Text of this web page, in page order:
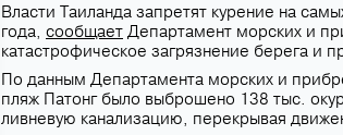
Власти Таиланда запретят курение на
года, сообщает Департамент морских и
катастрофическое загрязнение берега и
По данным Департамента морских и
пляж Патонг было выброшено 138 тыс.
ливневую канализацию, перекрывая